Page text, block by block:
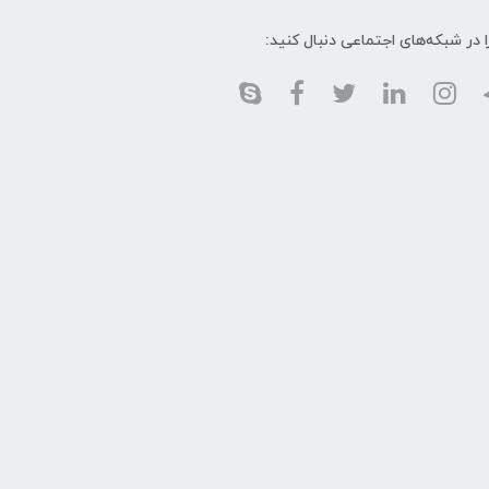
در شبکه‌های اجتماعی دنبال کنید: